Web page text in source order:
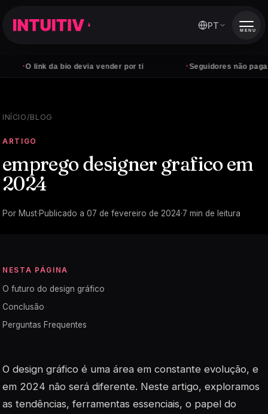
O link da bio devia vender por ti Seguidores não pagam
PT MENU
INÍCIO/BLOG
ARTIGO
emprego designer grafico em
2024
Por Must·Publicado a 07 de fevereiro de 2024·7 min de leitura
NESTA PÁGINA
O futuro do design gráfico
Conclusão
Perguntas Frequentes
O design gráfico é uma área em constante evolução, e
em 2024 não será diferente. Neste artigo, exploramos
as tendências, ferramentas essenciais, o papel do